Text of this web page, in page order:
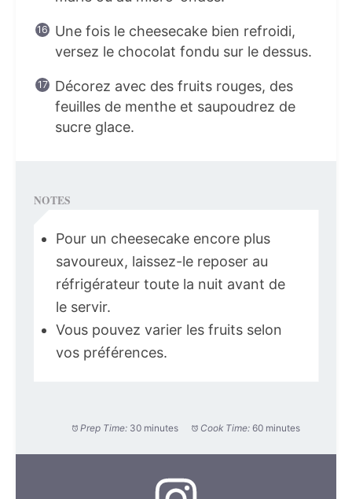
Une fois le cheesecake bien refroidi,
versez le chocolat fondu sur le dessus.
Décorez avec des fruits rouges, des
feuilles de menthe et saupoudrez de
sucre glace.
NOTES
Pour un cheesecake encore plus
savoureux, laissez-le reposer au
réfrigérateur toute la nuit avant de
le servir.
Vous pouvez varier les fruits selon
vos préférences.
Prep Time: 30 minutes Cook Time: 60 minutes